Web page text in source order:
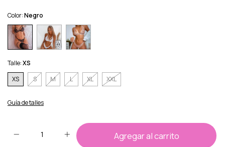
Color:Negro
Talle:XS
XS
S M L XL XXL
Guía de talles